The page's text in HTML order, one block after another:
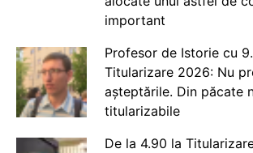
important
Profesor de Istorie cu
Titularizare 2026: Nu
așteptările. Din păcate
titularizabile
De la 4.90 la